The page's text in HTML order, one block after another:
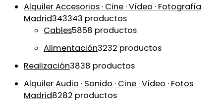
Alquiler Accesorios · Cine · Vídeo · Fotografía
Madrid343343 productos
Cables5858 productos
Alimentación3232 productos
Realización3838 productos
Alquiler Audio · Sonido · Cine · Vídeo · Fotos
Madrid8282 productos